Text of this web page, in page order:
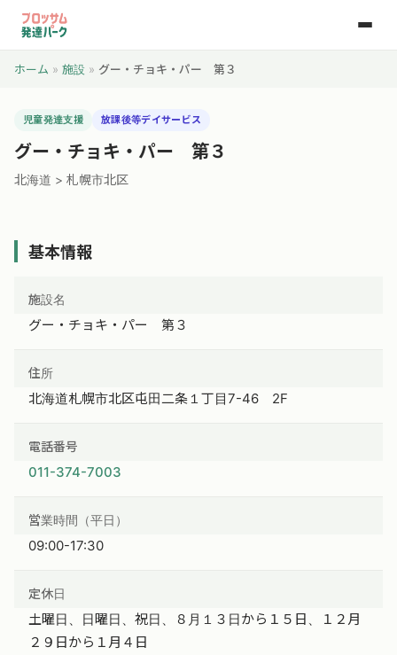
ホーム » 施設 » グー・チョキ・パー 第３
児童発達支援 放課後等デイサービス
グー・チョキ・パー 第３
北海道 > 札幌市北区
基本情報
施設名
グー・チョキ・パー 第３
住所
北海道札幌市北区屯田二条１丁目7-46 2F
電話番号
011-374-7003
営業時間（平日）
09:00-17:30
定休日
土曜日、日曜日、祝日、８月１３日から１５日、１２月
２９日から１月４日